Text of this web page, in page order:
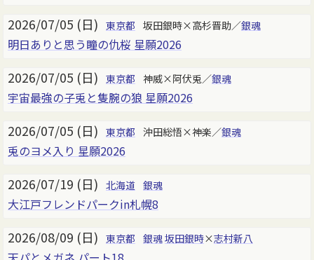
2026/07/05 (日) 東京都 坂田銀時×高杉晋助／銀魂
明日ありと思う瞳の仇桜 星願2026
2026/07/05 (日) 東京都 神威×阿伏兎／銀魂
宇宙最強の子兎と隻腕の狼 星願2026
2026/07/05 (日) 東京都 沖田総悟×神楽／銀魂
兎のヨメ入り 星願2026
2026/07/19 (日) 北海道 銀魂
大江戸フレンドパークin札幌8
2026/08/09 (日) 東京都 銀魂坂田銀時×志村新八